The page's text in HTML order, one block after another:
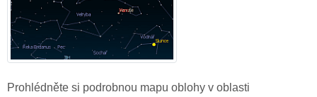
Prohlédněte si podrobnou mapu oblohy v oblasti